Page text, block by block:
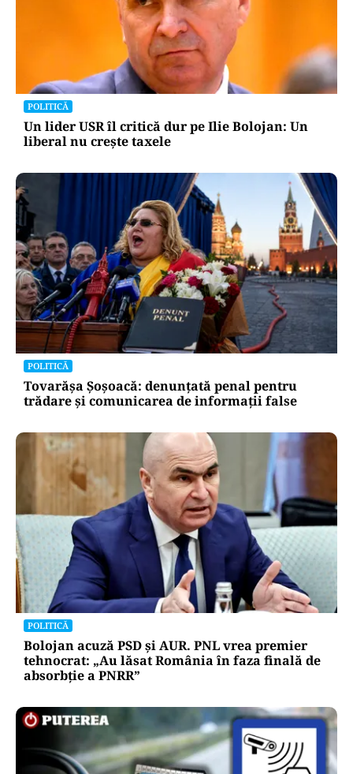
POLITICĂ
Un lider USR îl critică dur pe Ilie Bolojan: Un
liberal nu crește taxele
POLITICĂ
Tovarășa Șoșoacă: denunțată penal pentru
trădare și comunicarea de informații false
POLITICĂ
Bolojan acuză PSD și AUR. PNL vrea premier
tehnocrat: „Au lăsat România în faza finală de
absorbţie a PNRR”